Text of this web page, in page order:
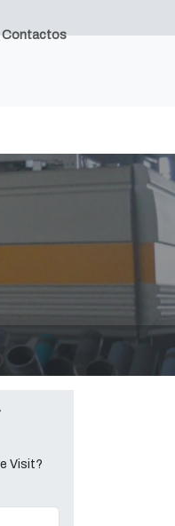
Contactos
Visit?